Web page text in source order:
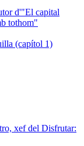
d'"El capital
tothom"
(capítol 1)
xef del Disfrutar: